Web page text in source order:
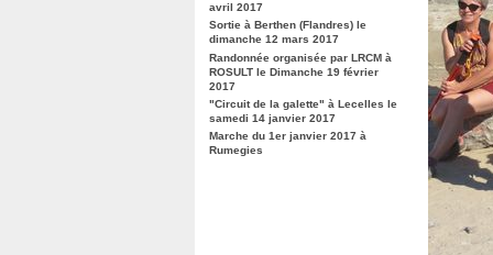
avril 2017
Sortie à Berthen (Flandres) le
dimanche 12 mars 2017
Randonnée organisée par LRCM à
ROSULT le Dimanche 19 février
2017
"Circuit de la galette" à Lecelles le
samedi 14 janvier 2017
Marche du 1er janvier 2017 à
Rumegies